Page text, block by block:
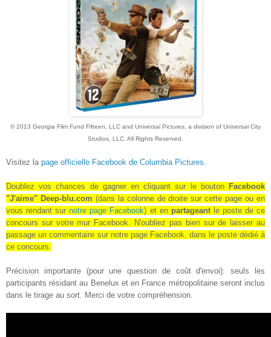
© 2013 Georgia Film Fund Fifteen, LLC and Universal Pictures, a division of Universal City
Studios, LLC. All Rights Reserved.
Visitez la page officielle Facebook de Columbia Pictures
Doublez vos chances de gagner en cliquant sur le bouton Facebook
"J'aime" Deep-blu.com (dans la colonne de droite sur cette page ou en
vous rendant surnotre page Facebook) et en partageantle poste de ce
concours sur votre mur Facebook . N'oubliez pas bien sur de laisser au
passage un commentaire sur notre page Facebook, dans le poste dédié à
ce concours.
Précision importante (pour une question de coût d'envoi): seuls les
participants résidant au Benelux et en France métropolitaine seront inclus
dans le tirage au sort. Merci de votre compréhension.